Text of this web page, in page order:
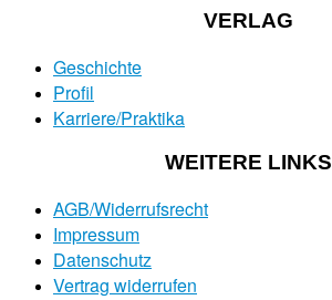
VERLAG
Geschichte
Profil
Karriere/Praktika
WEITERE LINKS
AGB/Widerrufsrecht
Impressum
Datenschutz
Vertrag widerrufen